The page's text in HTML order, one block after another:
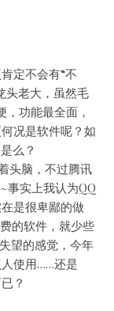
定不会有“不
头老大，虽然毛
功能最全面，
况是软件呢？如
么？
头脑，不过腾讯
事实上我认为QQ
是很卑鄙的做
的软件，就少些
望的感觉，今年
使用……还是
？